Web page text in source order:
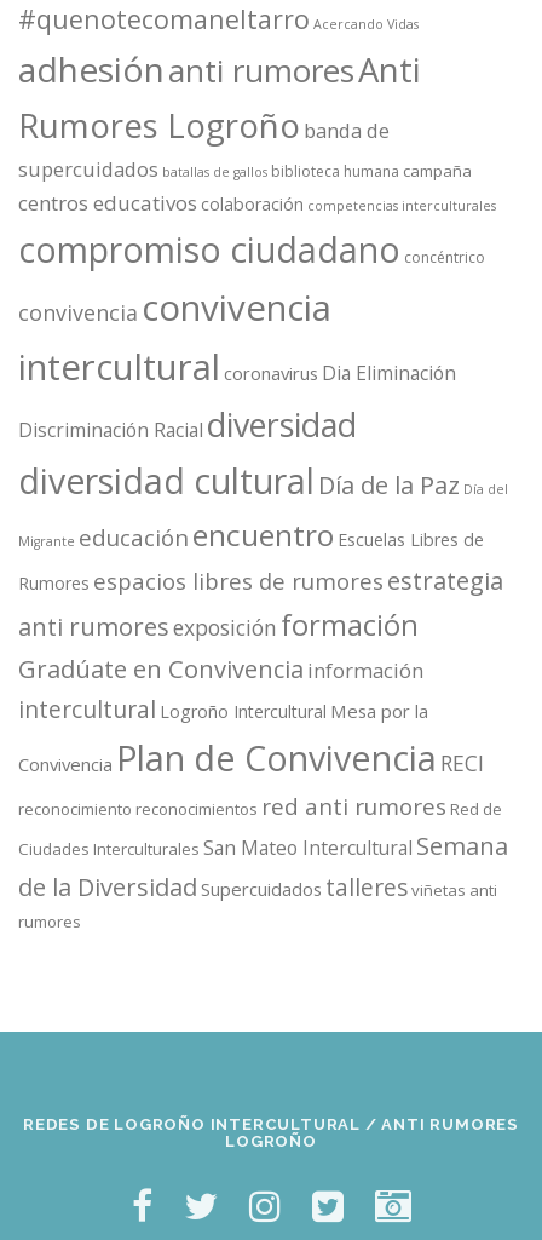
#quenotecomaneltarro Acercando Vidas
adhesiónanti rumoresAnti
Rumores Logroño banda de
supercuidados batallas de gallos biblioteca humana campaña
centros educativos colaboración competencias interculturales
compromiso ciudadano concéntrico
convivencia convivencia
intercultural coronavirus Dia Eliminación
Discriminación Racial diversidad
diversidad cultural Día de la Paz Día del
Migrante educaciónencuentro Escuelas Libres de
Rumores espacios libres de rumores estrategia
anti rumoresexposición formación
Gradúate en Convivencia información
intercultural Logroño Intercultural Mesa por la
Convivencia Plan de Convivencia RECI
reconocimiento reconocimientos red anti rumores Red de
Ciudades Interculturales San Mateo Intercultural Semana
de la Diversidad Supercuidados talleresviñetas anti
rumores
REDES DE LOGROÑO INTERCULTURAL / ANTI RUMORES
LOGROÑO